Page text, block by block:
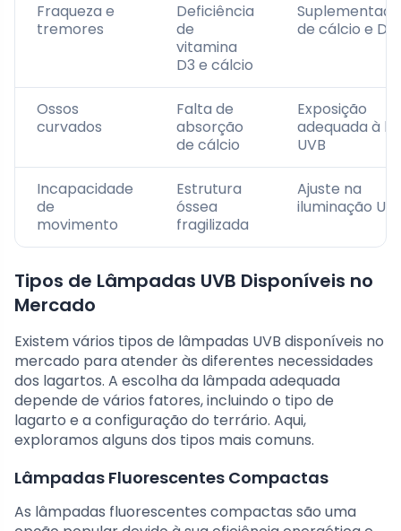
Fraqueza e
tremores
Deficiência
de
vitamina
D3 e cálcio
de cálcio e D3
Ossos
curvados
Falta de
absorção
de cálcio
Exposição
adequada à
UVB
Incapacidade
de
movimento
Estrutura
óssea
fragilizada
Ajuste na
iluminação
Tipos de Lâmpadas UVB Disponíveis no
Mercado
Existem vários tipos de lâmpadas UVB disponíveis no
mercado para atender às diferentes necessidades
dos lagartos. A escolha da lâmpada adequada
depende de vários fatores, incluindo o tipo de
lagarto e a configuração do terrário. Aqui,
exploramos alguns dos tipos mais comuns.
Lâmpadas Fluorescentes Compactas
As lâmpadas fluorescentes compactas são uma